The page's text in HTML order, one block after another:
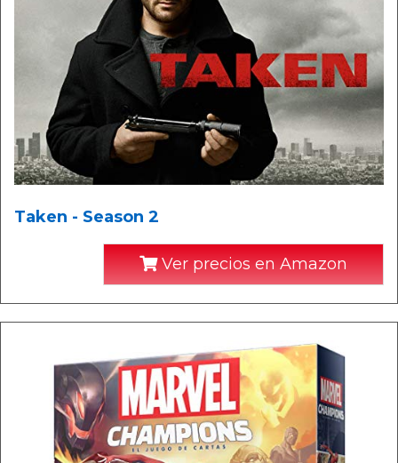
Taken - Season 2
Ver precios en Amazon